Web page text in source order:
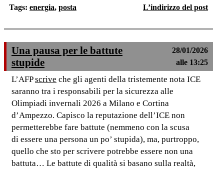
Tags: energia, posta
L’indirizzo del post
Una pausa per le battute
stupide
28/01/2026
alle 13:25
L’AFPscrive che gli agenti della tristemente nota ICE
saranno tra i responsabili per la sicurezza alle
Olimpiadi invernali 2026 a Milano e Cortina
d’Ampezzo. Capisco la reputazione dell’ICE non
permetterebbe fare battute (nemmeno con la scusa
di essere una persona un po’ stupida), ma, purtroppo,
quello che sto per scrivere potrebbe essere non una
battuta… Le battute di qualità si basano sulla realtà,